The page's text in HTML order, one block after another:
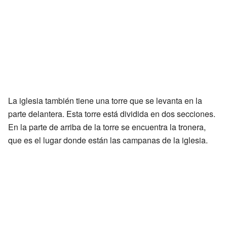
La iglesia también tiene una torre que se levanta en la
parte delantera. Esta torre está dividida en dos secciones.
En la parte de arriba de la torre se encuentra la tronera,
que es el lugar donde están las campanas de la iglesia.